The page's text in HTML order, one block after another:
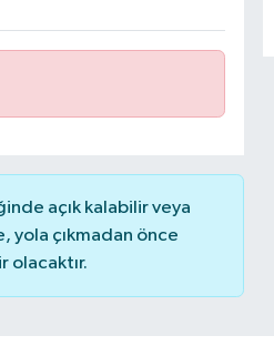
açık kalabilir veya
yola çıkmadan önce
olacaktır.